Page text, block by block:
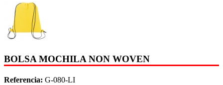
BOLSA MOCHILA NON WOVEN
Referencia: G-080-LI